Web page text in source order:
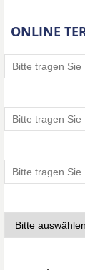
ONLINE